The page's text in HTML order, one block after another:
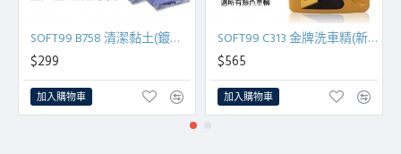
SOFT99 B758 清潔黏土(鍍膜車用)
$299
加入購物車
SOFT99 C313 金牌洗車精(新車/鍍膜車適用)750ml
$565
加入購物車